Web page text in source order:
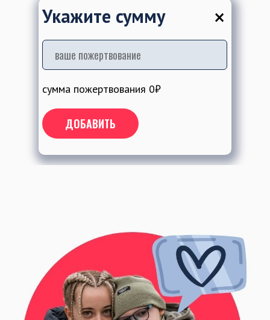
Укажите сумму
сумма пожертвования 0₽
ДОБАВИТЬ
×